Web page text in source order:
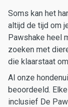
Soms kan het
altijd de tijd om
Pawshake heel
zoeken met
die klaarstaat
Al onze
beoordeeld.
inclusief De